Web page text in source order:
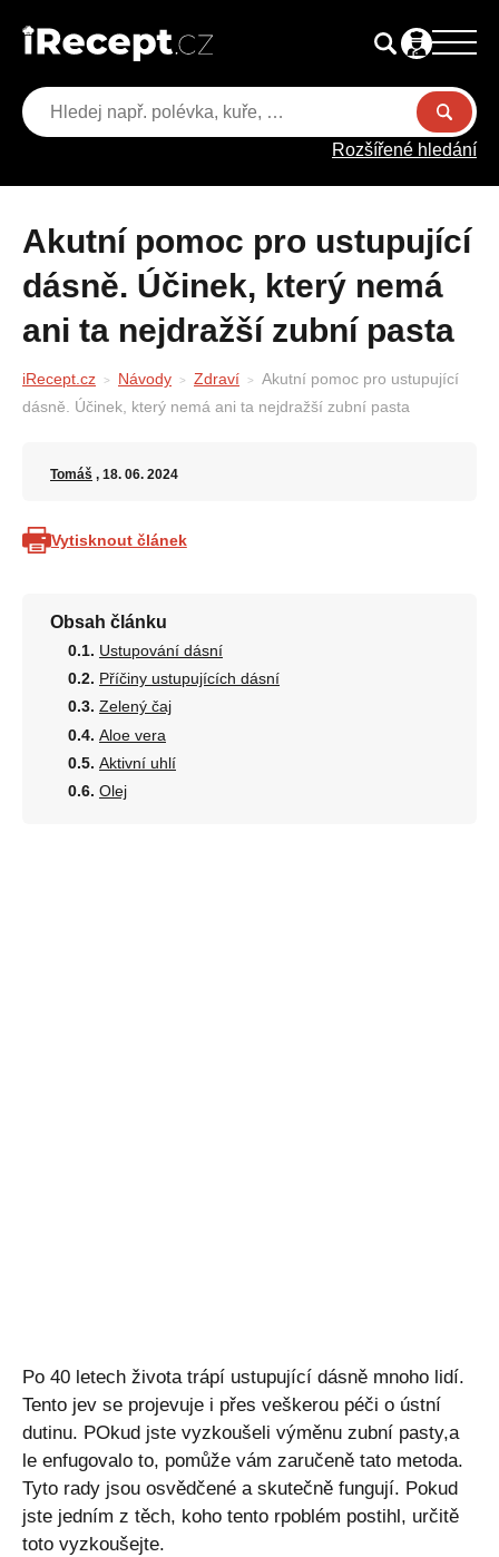
Rozšířené hledání
Akutní pomoc pro ustupující
dásně. Účinek, který nemá
ani ta nejdražší zubní pasta
iRecept.cz Návody Zdraví
Akutní pomoc pro ustupující
dásně. Účinek, který nemá ani ta nejdražší zubní pasta
Tomáš , 18. 06. 2024
Vytisknout článek
Obsah článku
Ustupování dásní
Příčiny ustupujících dásní
Zelený čaj
Aloe vera
Aktivní uhlí
Olej
Po 40 letech života trápí ustupující dásně mnoho lidí.
Tento jev se projevuje i přes veškerou péči o ústní
dutinu. POkud jste vyzkoušeli výměnu zubní pasty,a
le enfugovalo to, pomůže vám zaručeně tato metoda.
Tyto rady jsou osvědčené a skutečně fungují. Pokud
jste jedním z těch, koho tento rpoblém postihl, určitě
toto vyzkoušejte.